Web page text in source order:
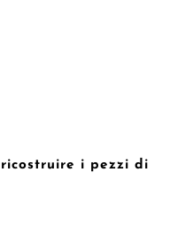
ricostruire i pezzi di